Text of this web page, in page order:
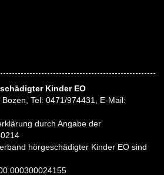
Kinder EO
Tel: 0471/974431, E-Mail:
durch Angabe der
hörgeschädigter Kinder EO sind
000300024155